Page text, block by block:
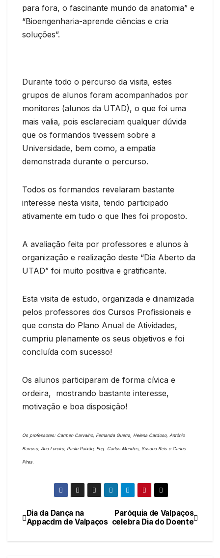
para fora, o fascinante mundo da anatomia” e
“Bioengenharia-aprende ciências e cria
soluções”.
Durante todo o percurso da visita, estes
grupos de alunos foram acompanhados por
monitores (alunos da UTAD), o que foi uma
mais valia, pois esclareciam qualquer dúvida
que os formandos tivessem sobre a
Universidade, bem como, a empatia
demonstrada durante o percurso.
Todos os formandos revelaram bastante
interesse nesta visita, tendo participado
ativamente em tudo o que lhes foi proposto.
A avaliação feita por professores e alunos à
organização e realização deste “Dia Aberto da
UTAD” foi muito positiva e gratificante.
Esta visita de estudo, organizada e dinamizada
pelos professores dos Cursos Profissionais e
que consta do Plano Anual de Atividades,
cumpriu plenamente os seus objetivos e foi
concluída com sucesso!
Os alunos participaram de forma cívica e
ordeira, mostrando bastante interesse,
motivação e boa disposição!
Os professores: Carmen Carvalho, Fernanda Guerra, Helena Cardoso, António
Barroso, Ana Loreiro, Paulo Paixão, Eng. Carlos Mendes, Susana Reis e Carlos
Pires.
Navegação
Paróquia de Valpaços
celebra Dia do Doente
Dia da Dança na
Appacdm de Valpaços